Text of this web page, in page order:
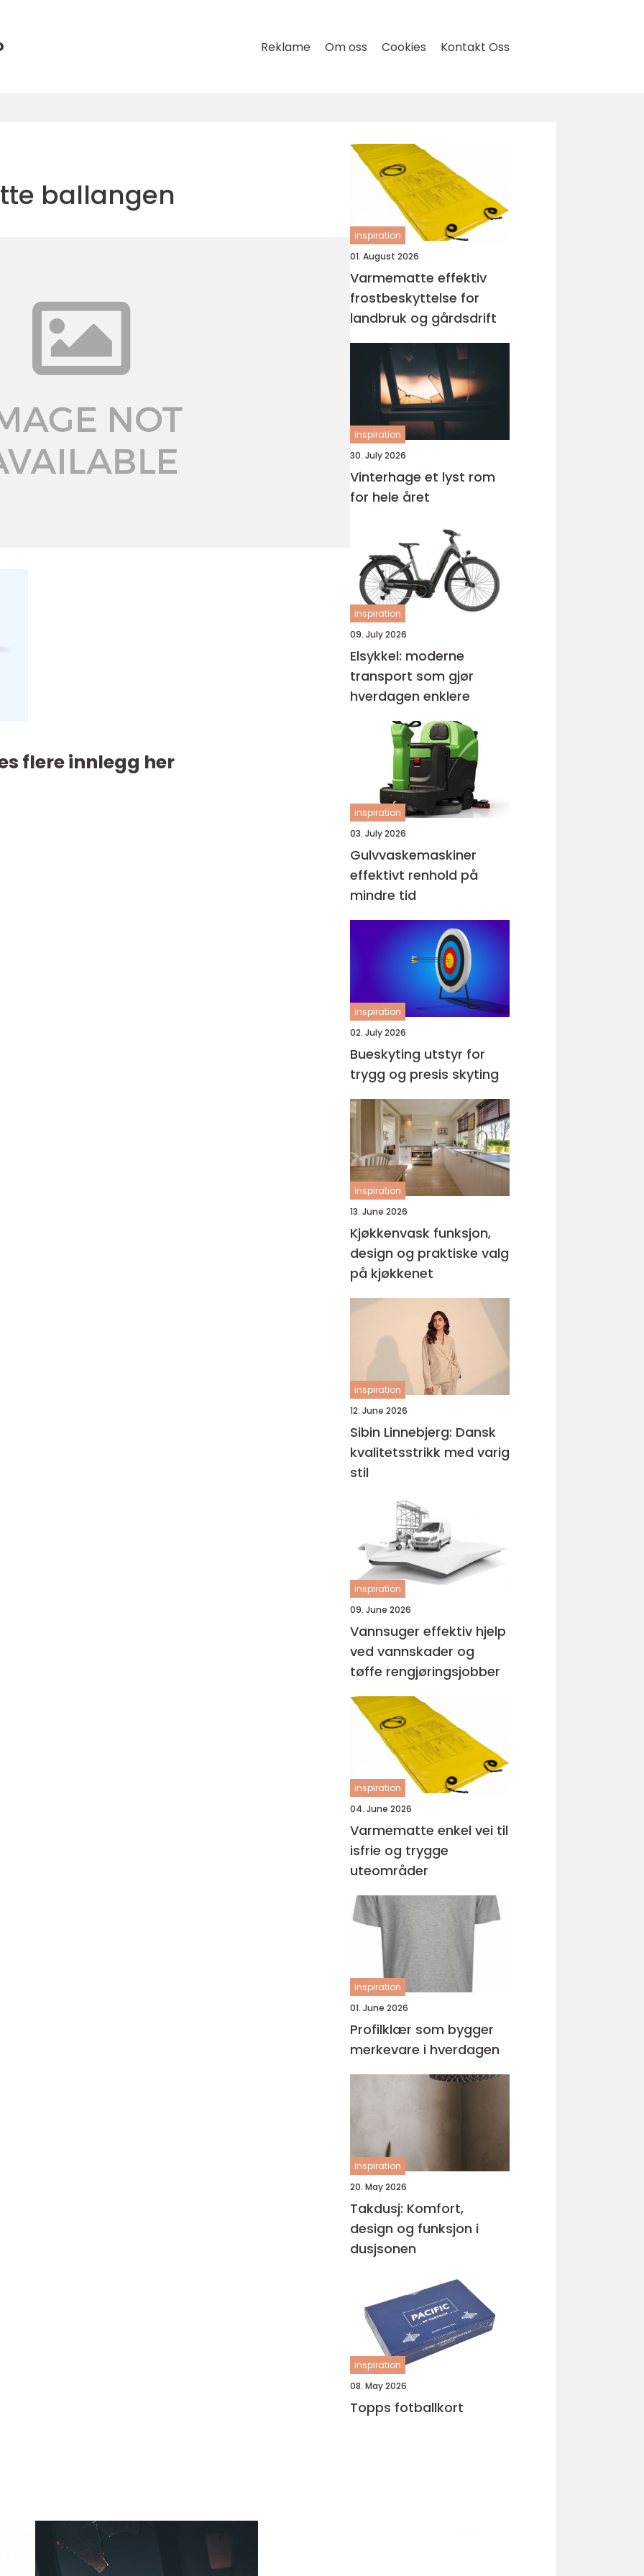
Reklame Om oss Cookies Kontakt Oss
ballangen
flere innlegg her
inspiration
01. August 2026
Varmematte effektiv
frostbeskyttelse for
landbruk og gårdsdrift
inspiration
30. July 2026
Vinterhage et lyst rom
for hele året
inspiration
09. July 2026
Elsykkel: moderne
transport som gjør
hverdagen enklere
inspiration
03. July 2026
Gulvvaskemaskiner
effektivt renhold på
mindre tid
inspiration
02. July 2026
Bueskyting utstyr for
trygg og presis skyting
inspiration
13. June 2026
Kjøkkenvask funksjon,
design og praktiske valg
på kjøkkenet
inspiration
12. June 2026
Sibin Linnebjerg: Dansk
kvalitetsstrikk med varig
stil
inspiration
09. June 2026
Vannsuger effektiv hjelp
ved vannskader og
tøffe rengjøringsjobber
inspiration
04. June 2026
Varmematte enkel vei til
isfrie og trygge
uteområder
inspiration
01. June 2026
Profilklær som bygger
merkevare i hverdagen
inspiration
20. May 2026
Takdusj: Komfort,
design og funksjon i
dusjsonen
inspiration
08. May 2026
Topps fotballkort